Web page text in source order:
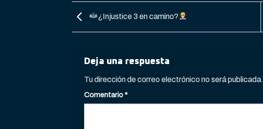
¿Injustice 3 en camino?
Deja una respuesta
Tu dirección de correo electrónico no será publicada.
Comentario*